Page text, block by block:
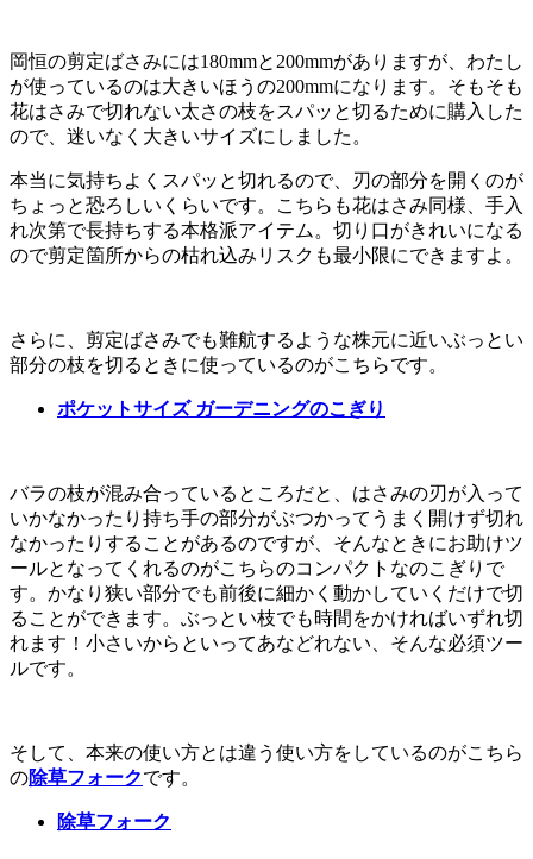
岡恒の剪定ばさみには180mmと200mmがありますが、わたし
が使っているのは大きいほうの200mmになります。そもそも
花はさみで切れない太さの枝をスパッと切るために購入した
ので、迷いなく大きいサイズにしました。
本当に気持ちよくスパッと切れるので、刃の部分を開くのが
ちょっと恐ろしいくらいです。こちらも花はさみ同様、手入
れ次第で長持ちする本格派アイテム。切り口がきれいになる
ので剪定箇所からの枯れ込みリスクも最小限にできますよ。
さらに、剪定ばさみでも難航するような株元に近いぶっとい
部分の枝を切るときに使っているのがこちらです。
ポケットサイズ ガーデニングのこぎり
バラの枝が混み合っているところだと、はさみの刃が入って
いかなかったり持ち手の部分がぶつかってうまく開けず切れ
なかったりすることがあるのですが、そんなときにお助けツ
ールとなってくれるのがこちらのコンパクトなのこぎりで
す。かなり狭い部分でも前後に細かく動かしていくだけで切
ることができます。ぶっとい枝でも時間をかければいずれ切
れます！小さいからといってあなどれない、そんな必須ツー
ルです。
そして、本来の使い方とは違う使い方をしているのがこちら
の除草フォークです。
除草フォーク